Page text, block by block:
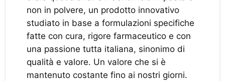
non in polvere, un prodotto innovativo
studiato in base a formulazioni specifiche
fatte con cura, rigore farmaceutico e con
una passione tutta italiana, sinonimo di
qualità e valore. Un valore che si è
mantenuto costante fino ai nostri giorni.